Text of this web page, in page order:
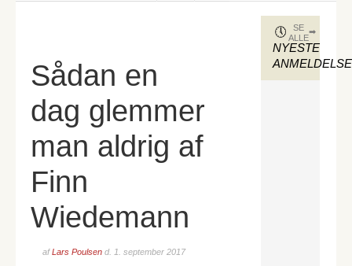
Sådan en
dag glemmer
man aldrig af
Finn
Wiedemann
afLars Poulsen d. 1. september 2017
NYESTE
SE
ALLE